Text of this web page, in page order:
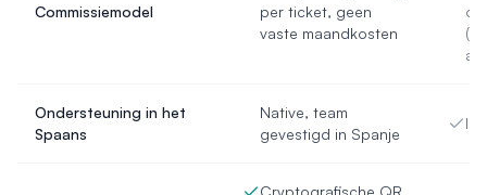
Commissiemodel
per ticket, geen
vaste maandkosten
Ondersteuning in het
Spaans
Native, team
gevestigd in Spanje
In
Cryptografische QR